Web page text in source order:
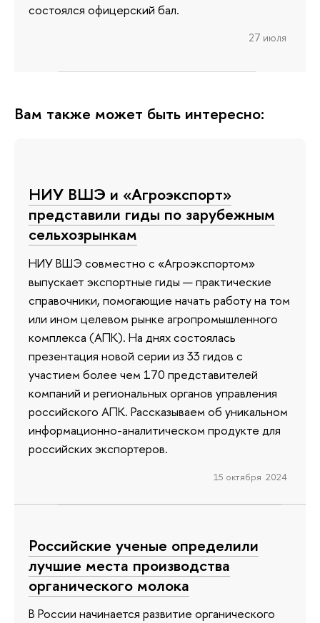
состоялся офицерский бал.
27 июля
Вам также может быть интересно:
НИУ ВШЭ и «Агроэкспорт»
представили гиды по зарубежным
сельхозрынкам
НИУ ВШЭ совместно с «Агроэкспортом»
выпускает экспортные гиды — практические
справочники, помогающие начать работу на том
или ином целевом рынке агропромышленного
комплекса (АПК). На днях состоялась
презентация новой серии из 33 гидов с
участием более чем 170 представителей
компаний и региональных органов управления
российского АПК. Рассказываем об уникальном
информационно-аналитическом продукте для
российских экспортеров.
15 октября 2024
Российские ученые определили
лучшие места производства
органического молока
В России начинается развитие органического